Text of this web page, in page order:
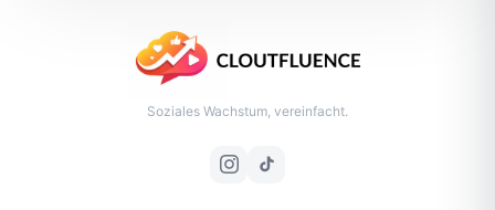
Soziales Wachstum, vereinfacht.